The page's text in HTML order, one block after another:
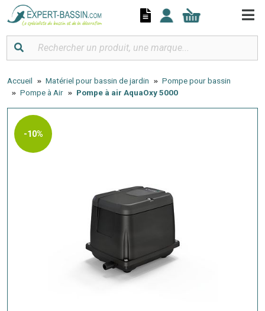
Accueil Matériel pour bassin de jardin
Pompe pour bassin
Pompe à Air
Pompe à air AquaOxy 5000
-10%
Panneau de gestion des cookies